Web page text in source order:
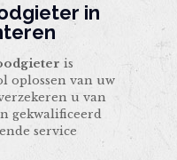
in
is
oplossen van uw
u van
gekwalificeerd
service